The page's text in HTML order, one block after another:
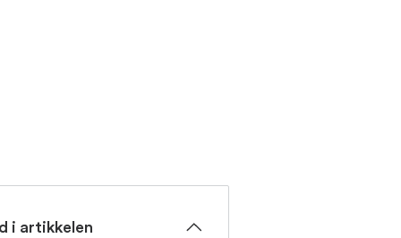
i artikkelen